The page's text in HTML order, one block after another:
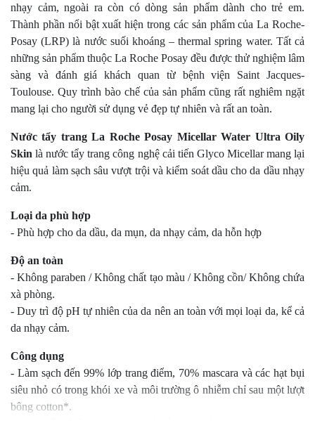
nhạy cảm, ngoài ra còn có dòng sản phẩm dành cho trẻ em.
Thành phần nổi bật xuất hiện trong các sản phẩm của La Roche-
Posay (LRP) là nước suối khoáng – thermal spring water. Tất cả
những sản phẩm thuộc La Roche Posay đều được thử nghiệm lâm
sàng và đánh giá khách quan từ bệnh viện Saint Jacques-
Toulouse. Quy trình bào chế của sản phẩm cũng rất nghiêm ngặt
mang lại cho người sử dụng vẻ đẹp tự nhiên và rất an toàn.
Nước tẩy trang La Roche Posay Micellar Water Ultra Oily
Skinlà nước tẩy trang công nghệ cải tiến Glyco Micellar mang lại
hiệu quả làm sạch sâu vượt trội và kiểm soát dầu cho da dầu nhạy
cảm.
Loại da phù hợp
- Phù hợp cho da dầu, da mụn, da nhạy cảm, da hỗn hợp
Độ an toàn
- Không paraben / Không chất tạo màu / Không cồn/ Không chứa
xà phòng.
- Duy trì độ pH tự nhiên của da nên an toàn với mọi loại da, kể cả
da nhạy cảm.
Công dụng
- Làm sạch đến 99% lớp trang điểm, 70% mascara và các hạt bụi
siêu nhỏ có trong khói xe và môi trường ô nhiễm chỉ sau một lượt
bông cotton*.